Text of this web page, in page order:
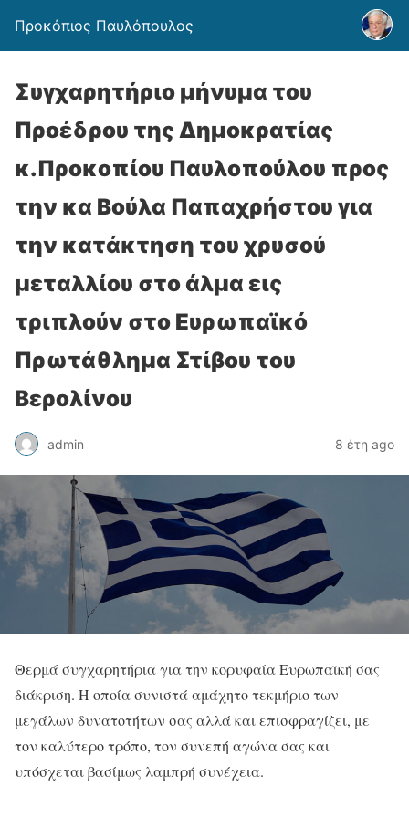
Προκόπιος Παυλόπουλος
Συγχαρητήριο μήνυμα του
Προέδρου της Δημοκρατίας
κ.Προκοπίου Παυλοπούλου προς
την κα Βούλα Παπαχρήστου για
την κατάκτηση του χρυσού
μεταλλίου στο άλμα εις
τριπλούν στο Ευρωπαϊκό
Πρωτάθλημα Στίβου του
Βερολίνου
admin 8 έτη ago
Θερμά συγχαρητήρια για την κορυφαία Ευρωπαϊκή σας
διάκριση. Η οποία συνιστά αμάχητο τεκμήριο των
μεγάλων δυνατοτήτων σας αλλά και επισφραγίζει, με
τον καλύτερο τρόπο, τον συνεπή αγώνα σας και
υπόσχεται βασίμως λαμπρή συνέχεια.